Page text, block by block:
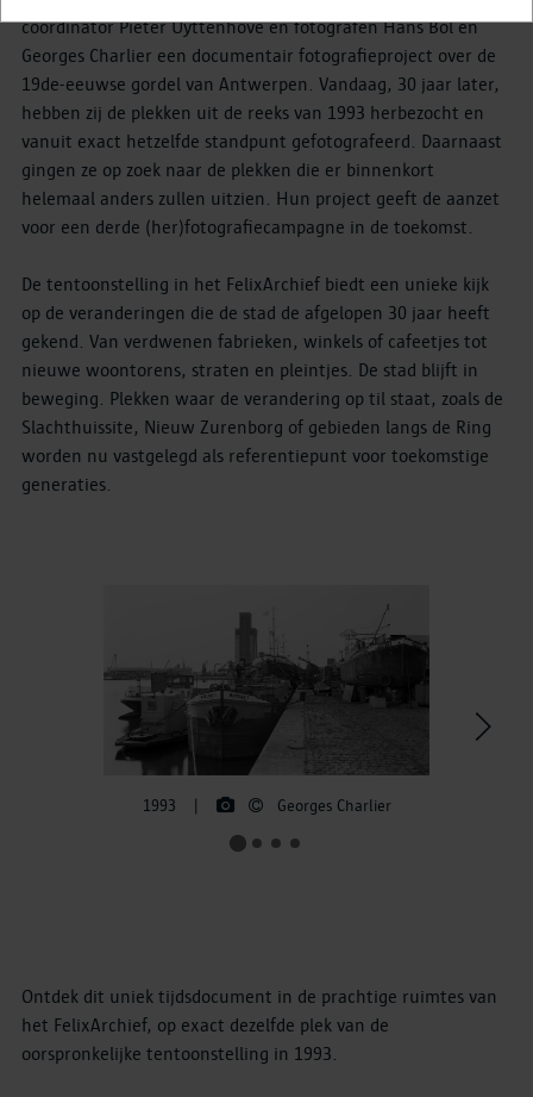
coördinator Pieter Uyttenhove en fotografen Hans Bol en
Georges Charlier een documentair fotografieproject over de
19de-eeuwse gordel van Antwerpen. Vandaag, 30 jaar later,
hebben zij de plekken uit de reeks van 1993 herbezocht en
vanuit exact hetzelfde standpunt gefotografeerd. Daarnaast
gingen ze op zoek naar de plekken die er binnenkort
helemaal anders zullen uitzien. Hun project geeft de aanzet
voor een derde (her)fotografiecampagne in de toekomst.
De tentoonstelling in het FelixArchief biedt een unieke kijk
op de veranderingen die de stad de afgelopen 30 jaar heeft
gekend. Van verdwenen fabrieken, winkels of cafeetjes tot
nieuwe woontorens, straten en pleintjes. De stad blijft in
beweging. Plekken waar de verandering op til staat, zoals de
Slachthuissite, Nieuw Zurenborg of gebieden langs de Ring
worden nu vastgelegd als referentiepunt voor toekomstige
generaties.
1993 Georges Charlier
>
Ontdek dit uniek tijdsdocument in de prachtige ruimtes van
het FelixArchief, op exact dezelfde plek van de
oorspronkelijke tentoonstelling in 1993.